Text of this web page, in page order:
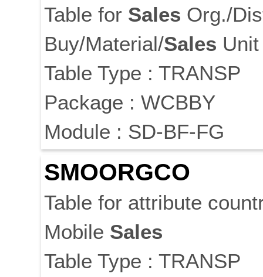
Table for Sales Org./
Buy/Material/Sales Unit
Table Type : TRANSP
Package : WCBBY
Module : SD-BF-FG
SMOORGCO
Table for attribute
Mobile Sales
Table Type : TRANSP